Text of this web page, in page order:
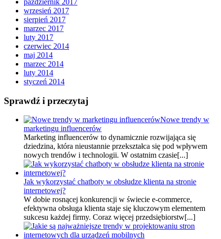
październik 2017
wrzesień 2017
sierpień 2017
marzec 2017
luty 2017
czerwiec 2014
maj 2014
marzec 2014
luty 2014
styczeń 2014
Sprawdź i przeczytaj
Nowe trendy w
marketingu influencerów
Marketing influencerów to dynamicznie rozwijająca się
dziedzina, która nieustannie przekształca się pod wpływem
nowych trendów i technologii. W ostatnim czasie[...]
Jak wykorzystać chatboty w obsłudze klienta na stronie
internetowej?
W dobie rosnącej konkurencji w świecie e-commerce,
efektywna obsługa klienta staje się kluczowym elementem
sukcesu każdej firmy. Coraz więcej przedsiębiorstw[...]